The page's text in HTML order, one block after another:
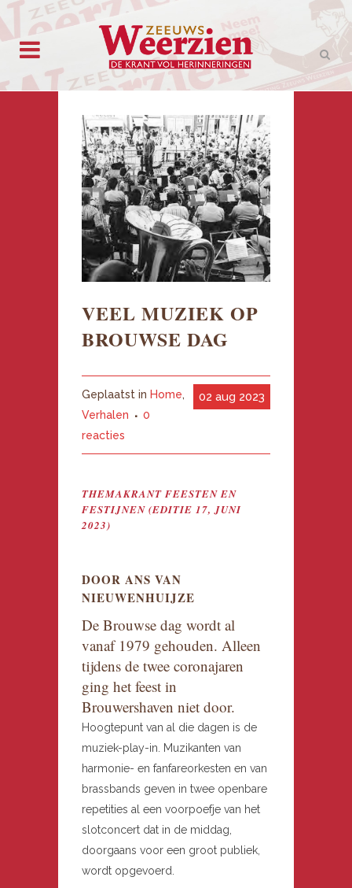
VEEL MUZIEK OP
BROUWSE DAG
02 aug 2023
Geplaatst in Home,
Verhalen
0
reacties
THEMAKRANT FEESTEN EN
FESTIJNEN (EDITIE 17, JUNI
2023)
DOOR ANS VAN
NIEUWENHUIJZE
De Brouwse dag wordt al
vanaf 1979 gehouden. Alleen
tijdens de twee coronajaren
ging het feest in
Brouwershaven niet door.
Hoogtepunt van al die dagen is de
muziek-play-in. Muzikanten van
harmonie- en fanfareorkesten en van
brassbands geven in twee openbare
repetities al een voorpoefje van het
slotconcert dat in de middag,
doorgaans voor een groot publiek,
wordt opgevoerd.